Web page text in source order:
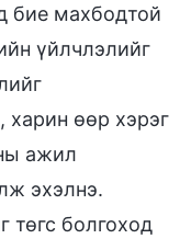
бие махбодтой
үйлчлэлийг
харин өөр хэрэг
ажил
эхэлнэ.
төгс болгоход